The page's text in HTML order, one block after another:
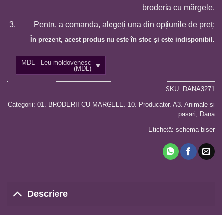
broderia cu mărgele.
Pentru a comanda, alegeți una din opțiunile de preț:
În prezent, acest produs nu este în stoc și este indisponibil.
MDL - Leu moldovenesc
(MDL)
SKU: DANA3271
Categorii: 01. BRODERII CU MARGELE 10. Producator, A3 Animale si
pasari
Dana
Etichetă: schema biser
Descriere